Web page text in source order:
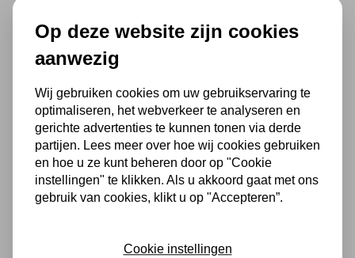
Makita BL1850B 18V Li-Ion
94,99
78,50 excl. BTW
Makita Oplader LXT DC18RC
49,00 excl. BTW
Op deze website zijn cookies
aanwezig
Wij gebruiken cookies om uw gebruikservaring te
optimaliseren, het webverkeer te analyseren en
gerichte advertenties te kunnen tonen via derde
partijen. Lees meer over hoe wij cookies gebruiken
en hoe u ze kunt beheren door op "Cookie
instellingen" te klikken. Als u akkoord gaat met ons
gebruik van cookies, klikt u op "Accepteren”.
Cookie instellingen